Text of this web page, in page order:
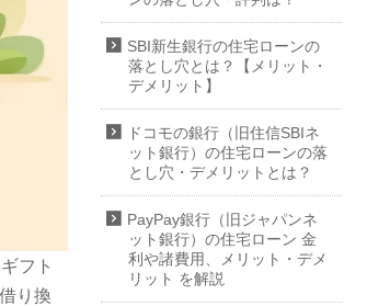
フト
り換
SBI新生銀行の住宅ローンの
落とし穴とは？【メリット・
デメリット】
ドコモの銀行（旧住信SBIネ
ット銀行）の住宅ローンの落
とし穴・デメリットとは？
PayPay銀行（旧ジャパンネ
ット銀行）の住宅ローン 金
利や諸費用、メリット・デメ
リット を解説